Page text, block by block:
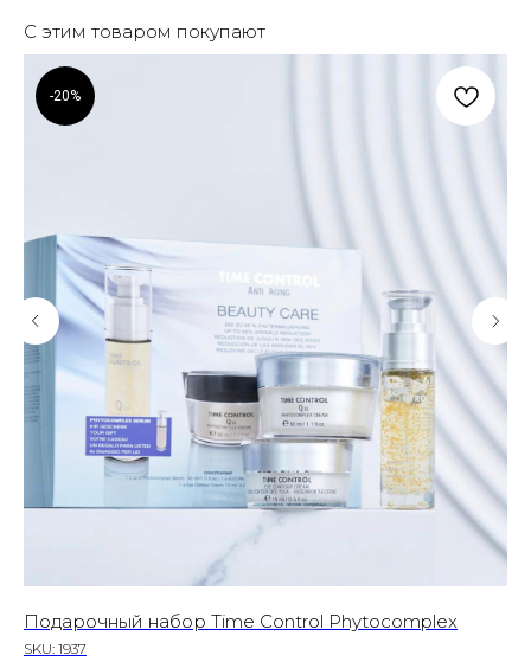
С этим товаром покупают
-20%
Подарочный набор Time Control Phytocomplex
SKU: 1937